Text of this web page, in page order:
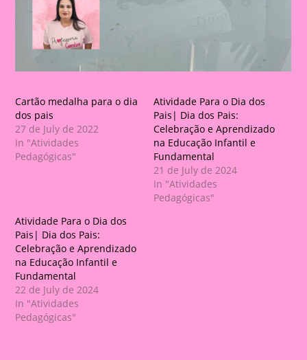
Cartão medalha para o dia
dos pais
27 de July de 2022
In "Atividades
Pedagógicas"
Atividade Para o Dia dos
Pais| Dia dos Pais:
Celebração e Aprendizado
na Educação Infantil e
Fundamental
21 de July de 2024
In "Atividades
Pedagógicas"
Atividade Para o Dia dos
Pais| Dia dos Pais:
Celebração e Aprendizado
na Educação Infantil e
Fundamental
22 de July de 2024
In "Atividades
Pedagógicas"